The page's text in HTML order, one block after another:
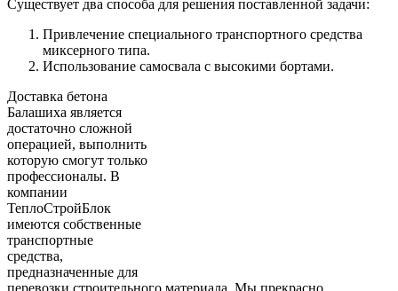
Существует два способа для решения поставленной задачи:
Привлечение специального транспортного средства
миксерного типа.
Использование самосвала с высокими бортами.
Доставка бетона
Балашиха является
достаточно сложной
операцией, выполнить
которую смогут только
профессионалы. В
компании
ТеплоСтройБлок
имеются собственные
транспортные
средства,
предназначенные для
перевозки строительного материала. Мы прекрасно